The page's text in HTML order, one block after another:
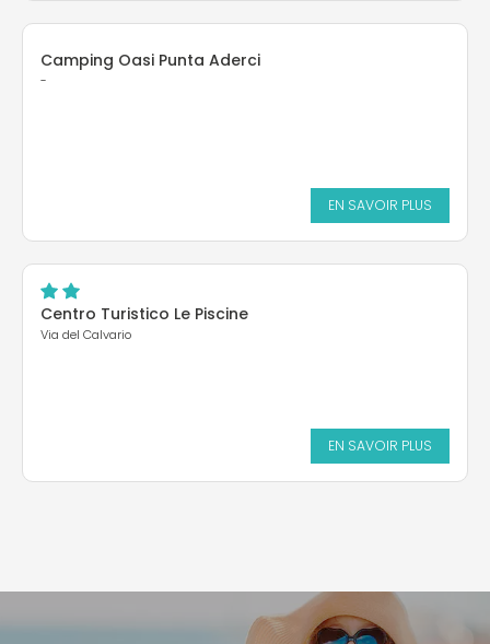
Camping Oasi Punta Aderci
-
EN SAVOIR PLUS
Centro Turistico Le Piscine
Via del Calvario
EN SAVOIR PLUS